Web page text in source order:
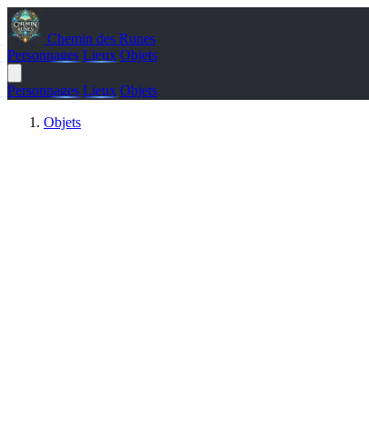
Chemin des Runes
Personnages Lieux Objets
Personnages Lieux Objets
Objets